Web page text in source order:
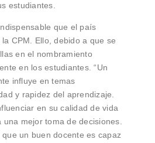
estudiantes.
que el país
CPM. Ello, debido a que se
en el nombramiento
en los estudiantes. “Un
influye en temas
y rapidez del aprendizaje.
en su calidad de vida
mejor toma de decisiones.
un buen docente es capaz